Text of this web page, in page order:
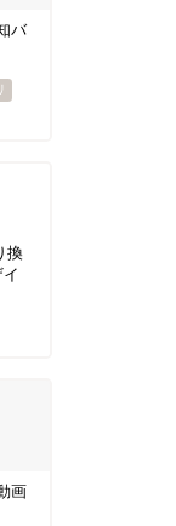
バ
換
画